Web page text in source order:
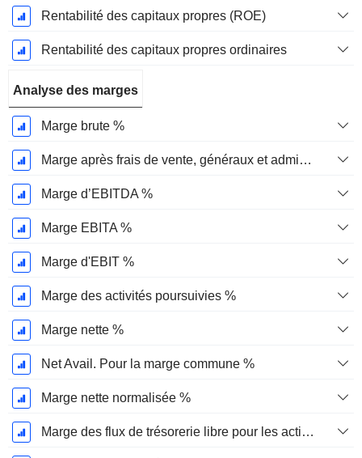
Rentabilité des capitaux propres (ROE)
Rentabilité des capitaux propres ordinaires
Analyse des marges
Marge brute %
Marge après frais de vente, généraux et administratifs %
Marge d’EBITDA %
Marge EBITA %
Marge d'EBIT %
Marge des activités poursuivies %
Marge nette %
Net Avail. Pour la marge commune %
Marge nette normalisée %
Marge des flux de trésorerie libre pour les actionnaires